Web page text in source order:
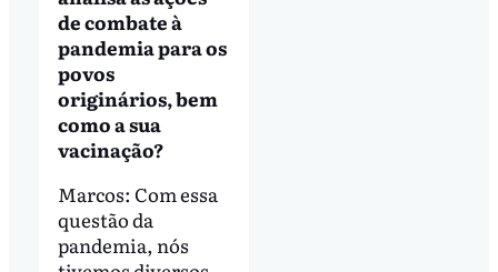
de combate à
pandemia para os
povos
originários, bem
como a sua
vacinação?
Marcos: Com essa
questão da
pandemia, nós